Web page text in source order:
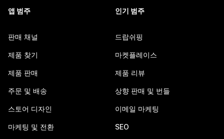
앱 범주
판매 채널
제품 찾기
제품 판매
주문 및 배송
스토어 디자인
마케팅 및 전환
인기 범주
드랍쉬핑
마켓플레이스
제품 리뷰
상향 판매 및 번들
이메일 마케팅
SEO